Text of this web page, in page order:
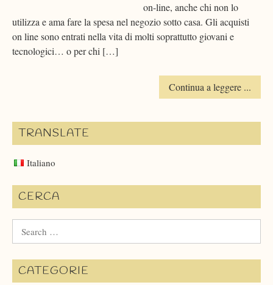
on-line, anche chi non lo
utilizza e ama fare la spesa nel negozio sotto casa. Gli acquisti
on line sono entrati nella vita di molti soprattutto giovani e
tecnologici… o per chi […]
Continua a leggere ...
TRANSLATE
Italiano
CERCA
for:
CATEGORIE